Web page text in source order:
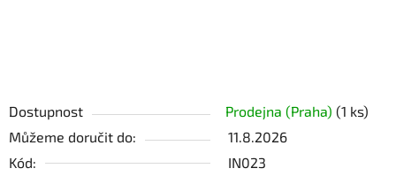
Dostupnost Prodejna (Praha) (1 ks)
Můžeme doručit do:
11.8.2026
Kód:
IN023